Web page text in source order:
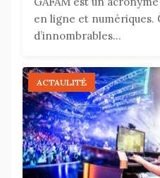
en ligne et numériques.
d’innombrables...
ACTAULITÉ